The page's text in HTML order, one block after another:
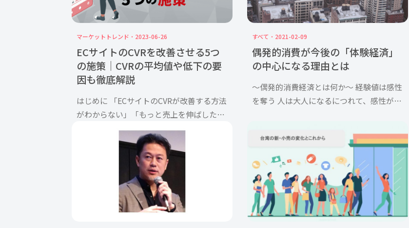
マーケットトレンド 2023-06-26
ECサイトのCVRを改善させる5つ
の施策｜CVRの平均値や低下の要
因も徹底解説
はじめに 「ECサイトのCVRが改善する方法
がわからない」「もっと売上を伸ばした
い」 といった悩みを抱える方も多いのでは
ないでしょうか。ECサイトを運用してサー
ビスや商品を売るためには、CVR（コンバ
ージョン率）を上げる […]
すべて 2021-02-09
偶発的消費が今後の「体験経済」
の中心になる理由とは
〜偶発的消費経済とは何か〜 経験値は感性
を奪う 人は大人になるにつれて、感性が次
どうして年を重ねるにつれて、そのワクワ
ク感が失われていくのでしょ […]